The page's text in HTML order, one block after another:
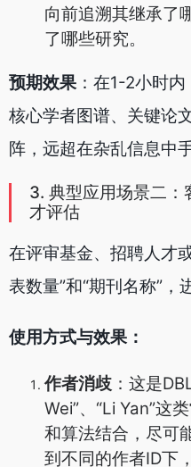
向前追溯其继承了
了哪些研究。
预期效果：在1-2小时内
核心学者图谱、关键论
阵，远超在杂乱信息中
3. 典型应用场景二：
才评估
在评审基金、招聘人才
表数量”和“期刊名称”，
使用方式与效果：
作者消歧 ：这是
Wei”、“Li Yan”这
和算法结合，尽可
到不同的作者ID下